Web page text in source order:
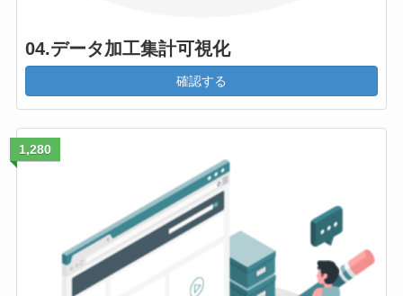
04.データ加工集計可視化
確認する
1,280